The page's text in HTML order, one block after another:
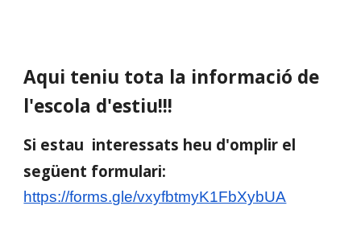
Aqui teniu tota la informació de
l'escola d'estiu!!!
Si estau interessats heu d'omplir el
següent formulari:
https://forms.gle/vxyfbtmyK1FbXybUA